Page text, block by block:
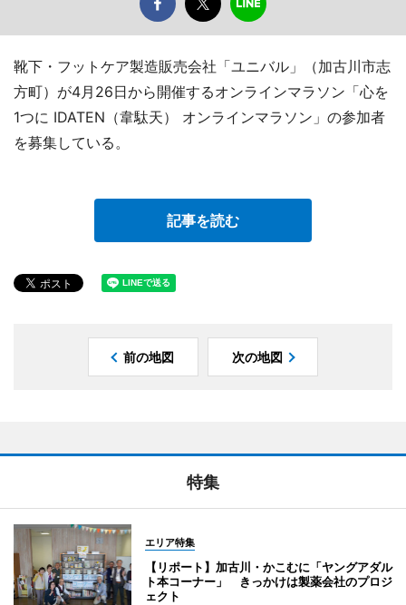
靴下・フットケア製造販売会社「ユニバル」（加古川市志
方町）が4月26日から開催するオンラインマラソン「心を
1つに IDATEN（韋駄天） オンラインマラソン」の参加者
を募集している。
記事を読む
前の地図 次の地図
特集
エリア特集
【リポート】加古川・かこむに「ヤングアダル
ト本コーナー」 きっかけは製薬会社のプロジ
ェクト